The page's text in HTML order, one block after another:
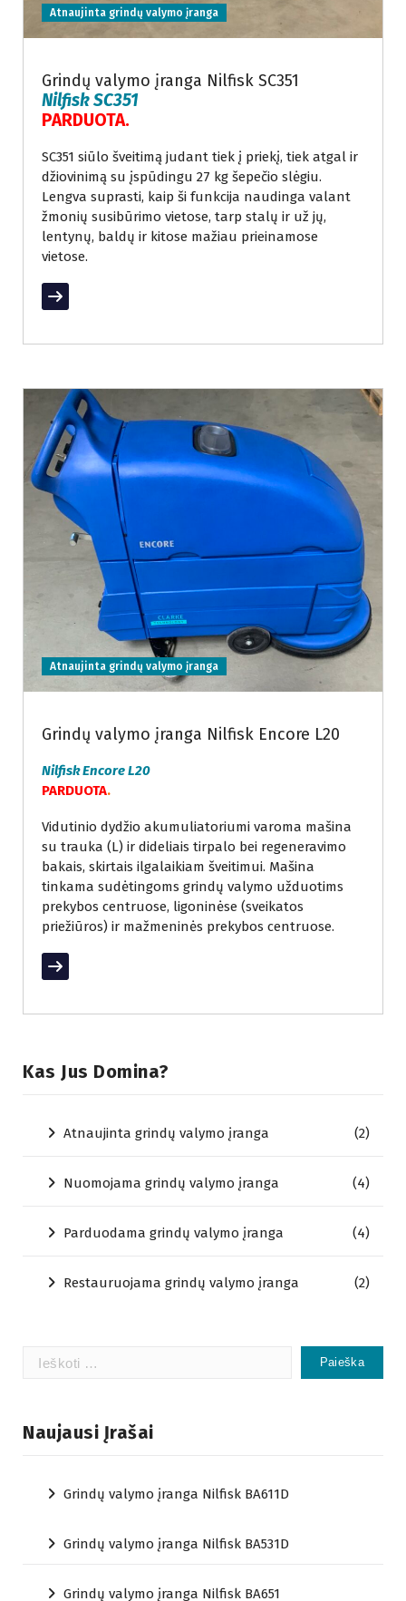
Atnaujinta grindų valymo įranga
Grindų valymo įranga Nilfisk SC351
Nilfisk SC351
PARDUOTA.
SC351 siūlo šveitimą judant tiek į priekį, tiek atgal ir
džiovinimą su įspūdingu 27 kg šepečio slėgiu.
Lengva suprasti, kaip ši funkcija naudinga valant
žmonių susibūrimo vietose, tarp stalų ir už jų,
lentynų, baldų ir kitose mažiau prieinamose
vietose.
Read More
Atnaujinta grindų valymo įranga
Grindų valymo įranga Nilfisk Encore L20
Nilfisk Encore L20
PARDUOTA.
Vidutinio dydžio akumuliatoriumi varoma mašina
su trauka (L) ir dideliais tirpalo bei regeneravimo
bakais, skirtais ilgalaikiam šveitimui. Mašina
tinkama sudėtingoms grindų valymo užduotims
prekybos centruose, ligoninėse (sveikatos
priežiūros) ir mažmeninės prekybos centruose.
Read More
Kas Jus Domina?
Atnaujinta grindų valymo įranga (2)
Nuomojama grindų valymo įranga (4)
Parduodama grindų valymo įranga (4)
Restauruojama grindų valymo įranga (2)
Ieškoti:
Naujausi Įrašai
Grindų valymo įranga Nilfisk BA611D
Grindų valymo įranga Nilfisk BA531D
Grindų valymo įranga Nilfisk BA651